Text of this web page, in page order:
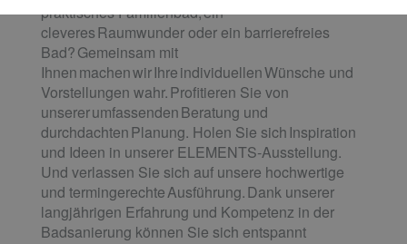
praktisches Familienbad, ein
cleveres Raumwunder oder ein barrierefreies
Bad? Gemeinsam mit
Ihnen machen wir Ihre individuellen Wünsche und
Vorstellungen wahr. Profitieren Sie von
unserer umfassenden Beratung und
durchdachten Planung. Holen Sie sich Inspiration
und Ideen in unserer ELEMENTS-Ausstellung.
Und verlassen Sie sich auf unsere hochwertige
und termingerechte Ausführung. Dank unserer
langjährigen Erfahrung und Kompetenz in der
Badsanierung können Sie sich entspannt